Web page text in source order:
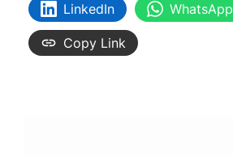
LinkedIn WhatsApp
Copy Link